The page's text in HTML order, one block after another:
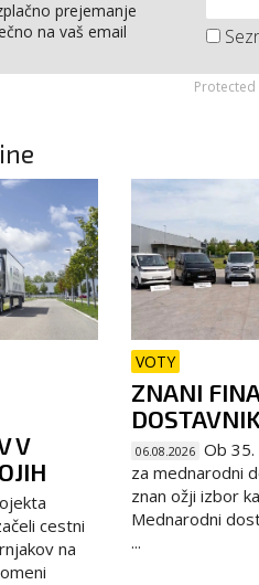
prejemanje
na vaš email
Protected
V
cestni
na
VOTY
ZNANI
06.08.2026 Ob
za mednarodni
znan ožji izbor
Mednarodni
...